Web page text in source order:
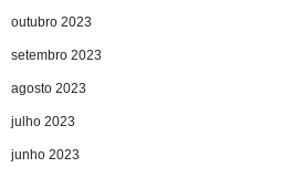
outubro 2023
setembro 2023
agosto 2023
julho 2023
junho 2023